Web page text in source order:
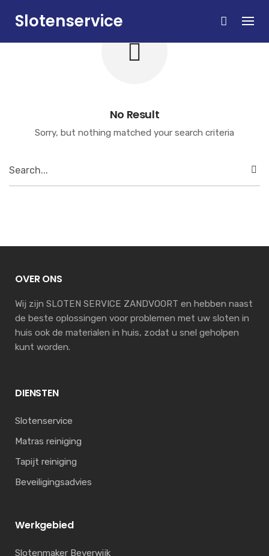
Slotenservice
No Result
Sorry, but nothing matched your search criteria
OVER ONS
Wij zijn SLOTEN SERVICE ZANDVOORT en hebben naast
de beste oplossingen voor problemen met uw sloten in
huis ook de materialen in huis, zodat u snel geholpen
kunt worden.
DIENSTEN
Slotenservice
Matras reiniging
Tapijt reiniging
Beveiligingsadvies
Werkgebied
Slotenmaker Beverwijk